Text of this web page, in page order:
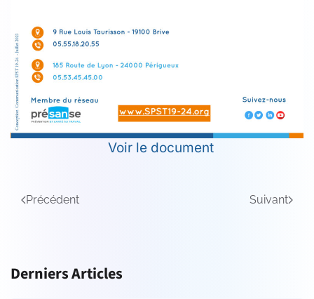
Voir le document
Précédent Suivant
Derniers Articles